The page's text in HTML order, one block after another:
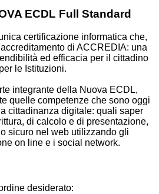
ECDL Full Standard
certificazione informatica che,
di ACCREDIA: una
ed efficacia per il cittadino
le Istituzioni.
integrante della Nuova ECDL,
quelle competenze che sono oggi
cittadinanza digitale: quali saper
di calcolo e di presentazione,
sicuro nel web utilizzando gli
on line e i social network.
desiderato: